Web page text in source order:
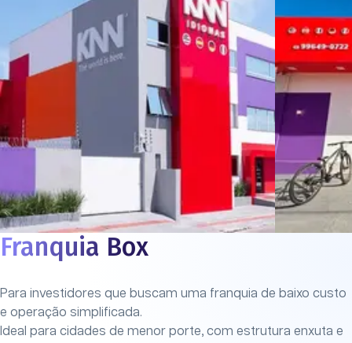
Franquia Box
Para investidores que buscam uma franquia de baixo custo
e operação simplificada.
Ideal para cidades de menor porte, com estrutura enxuta e